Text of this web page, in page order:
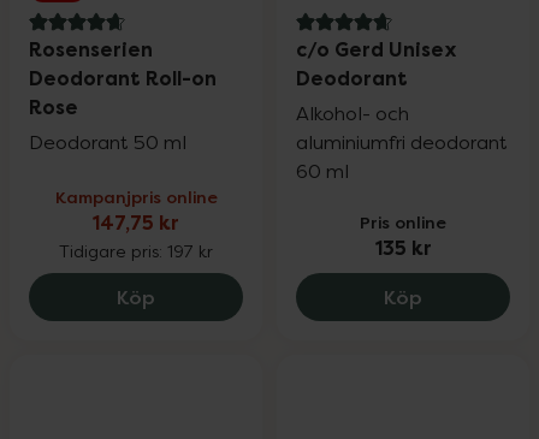
4.8 av 5 i omdöme
Rosenserien
Deodorant Roll-on
Rose
Deodorant 50 ml
Kampanjpris online
147,75 kr
Tidigare pris: 197 kr
Köp Rosenserien Deodorant Roll-on Rose,
4.8 av 5 i omdöme
c/o Gerd Unisex
Deodorant
Alkohol- och
aluminiumfri deodorant
60 ml
Pris online
135 kr
Köp c/o Gerd